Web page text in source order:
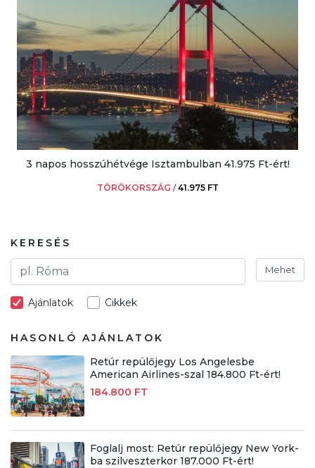
3 napos hosszúhétvége Isztambulban 41.975 Ft-ért!
TÖRÖKORSZÁG /41.975 FT
KERESÉS
Mehet
Ajánlatok Cikkek
HASONLÓ AJÁNLATOK
Retúr repülőjegy Los Angelesbe
American Airlines-szal 184.800 Ft-ért!
184.800 FT
Foglalj most: Retúr repülőjegy New York-
ba szilveszterkor 187.000 Ft-ért!